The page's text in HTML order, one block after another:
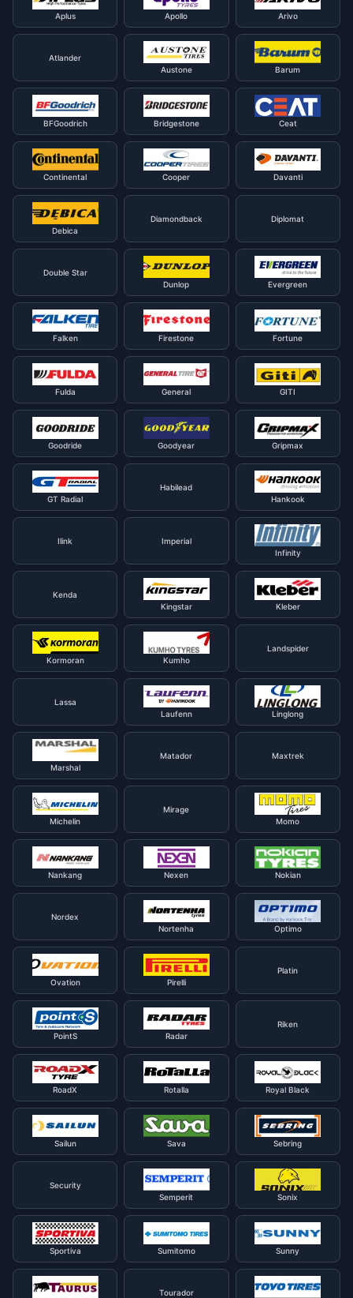
Aplus Apollo Arivo
Atlander
Austone
Barum
BFGoodrich Bridgestone Ceat
Continental Cooper Davanti
Debica
Diamondback Diplomat
Double Star
Dunlop
Evergreen
Falken Firestone Fortune
Fulda General GITI
Goodride Goodyear Gripmax
GT Radial
Habilead
Hankook
Ilink
Imperial
Infinity
Kenda
Kingstar
Kleber
Kormoran Kumho
Landspider
Lassa
Laufenn
Linglong
Marshal
Matador Maxtrek
Michelin
Mirage
Momo
Nankang Nexen Nokian
Nordex
Nortenha
Optimo
Ovation Pirelli
Platin
PointS Radar
Riken
RoadX Rotalla Royal Black
Sailun Sava Sebring
Security
Semperit
Sonix
Sportiva Sumitomo Sunny
Tourador